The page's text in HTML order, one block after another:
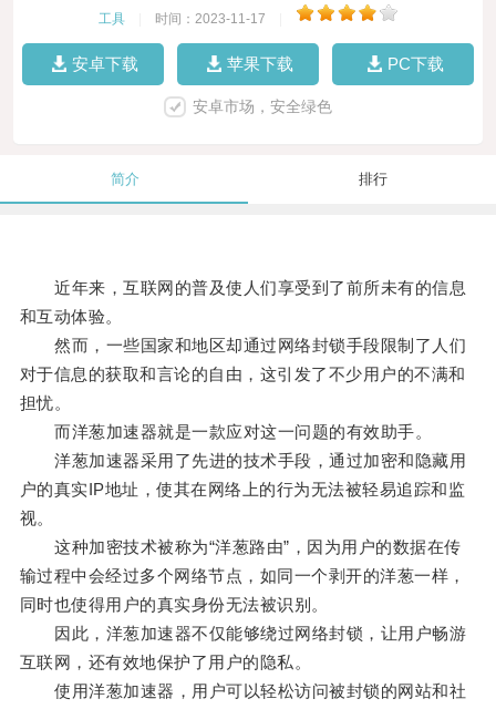
工具 时间：2023-11-17
安卓下载 苹果下载 PC下载
安卓市场，安全绿色
简介 排行
近年来，互联网的普及使人们享受到了前所未有的信息
和互动体验。
然而，一些国家和地区却通过网络封锁手段限制了人们
对于信息的获取和言论的自由，这引发了不少用户的不满和
担忧。
而洋葱加速器就是一款应对这一问题的有效助手。
洋葱加速器采用了先进的技术手段，通过加密和隐藏用
户的真实IP地址，使其在网络上的行为无法被轻易追踪和监
视。
这种加密技术被称为“洋葱路由”，因为用户的数据在传
输过程中会经过多个网络节点，如同一个剥开的洋葱一样，
同时也使得用户的真实身份无法被识别。
因此，洋葱加速器不仅能够绕过网络封锁，让用户畅游
互联网，还有效地保护了用户的隐私。
使用洋葱加速器，用户可以轻松访问被封锁的网站和社